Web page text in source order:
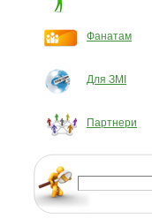
Фанатам
Для ЗМІ
Партнери